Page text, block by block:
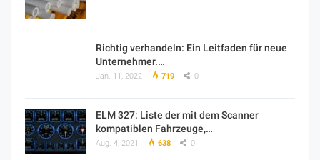
Richtig verhandeln: Ein Leitfaden für neue
Unternehmer.…
Jan. 11, 2022 719 0
ELM 327: Liste der mit dem Scanner
kompatiblen Fahrzeuge,…
Aug. 4, 2021 638 0